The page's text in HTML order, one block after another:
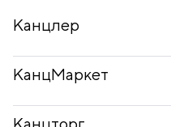
Канцлер
КанцМаркет